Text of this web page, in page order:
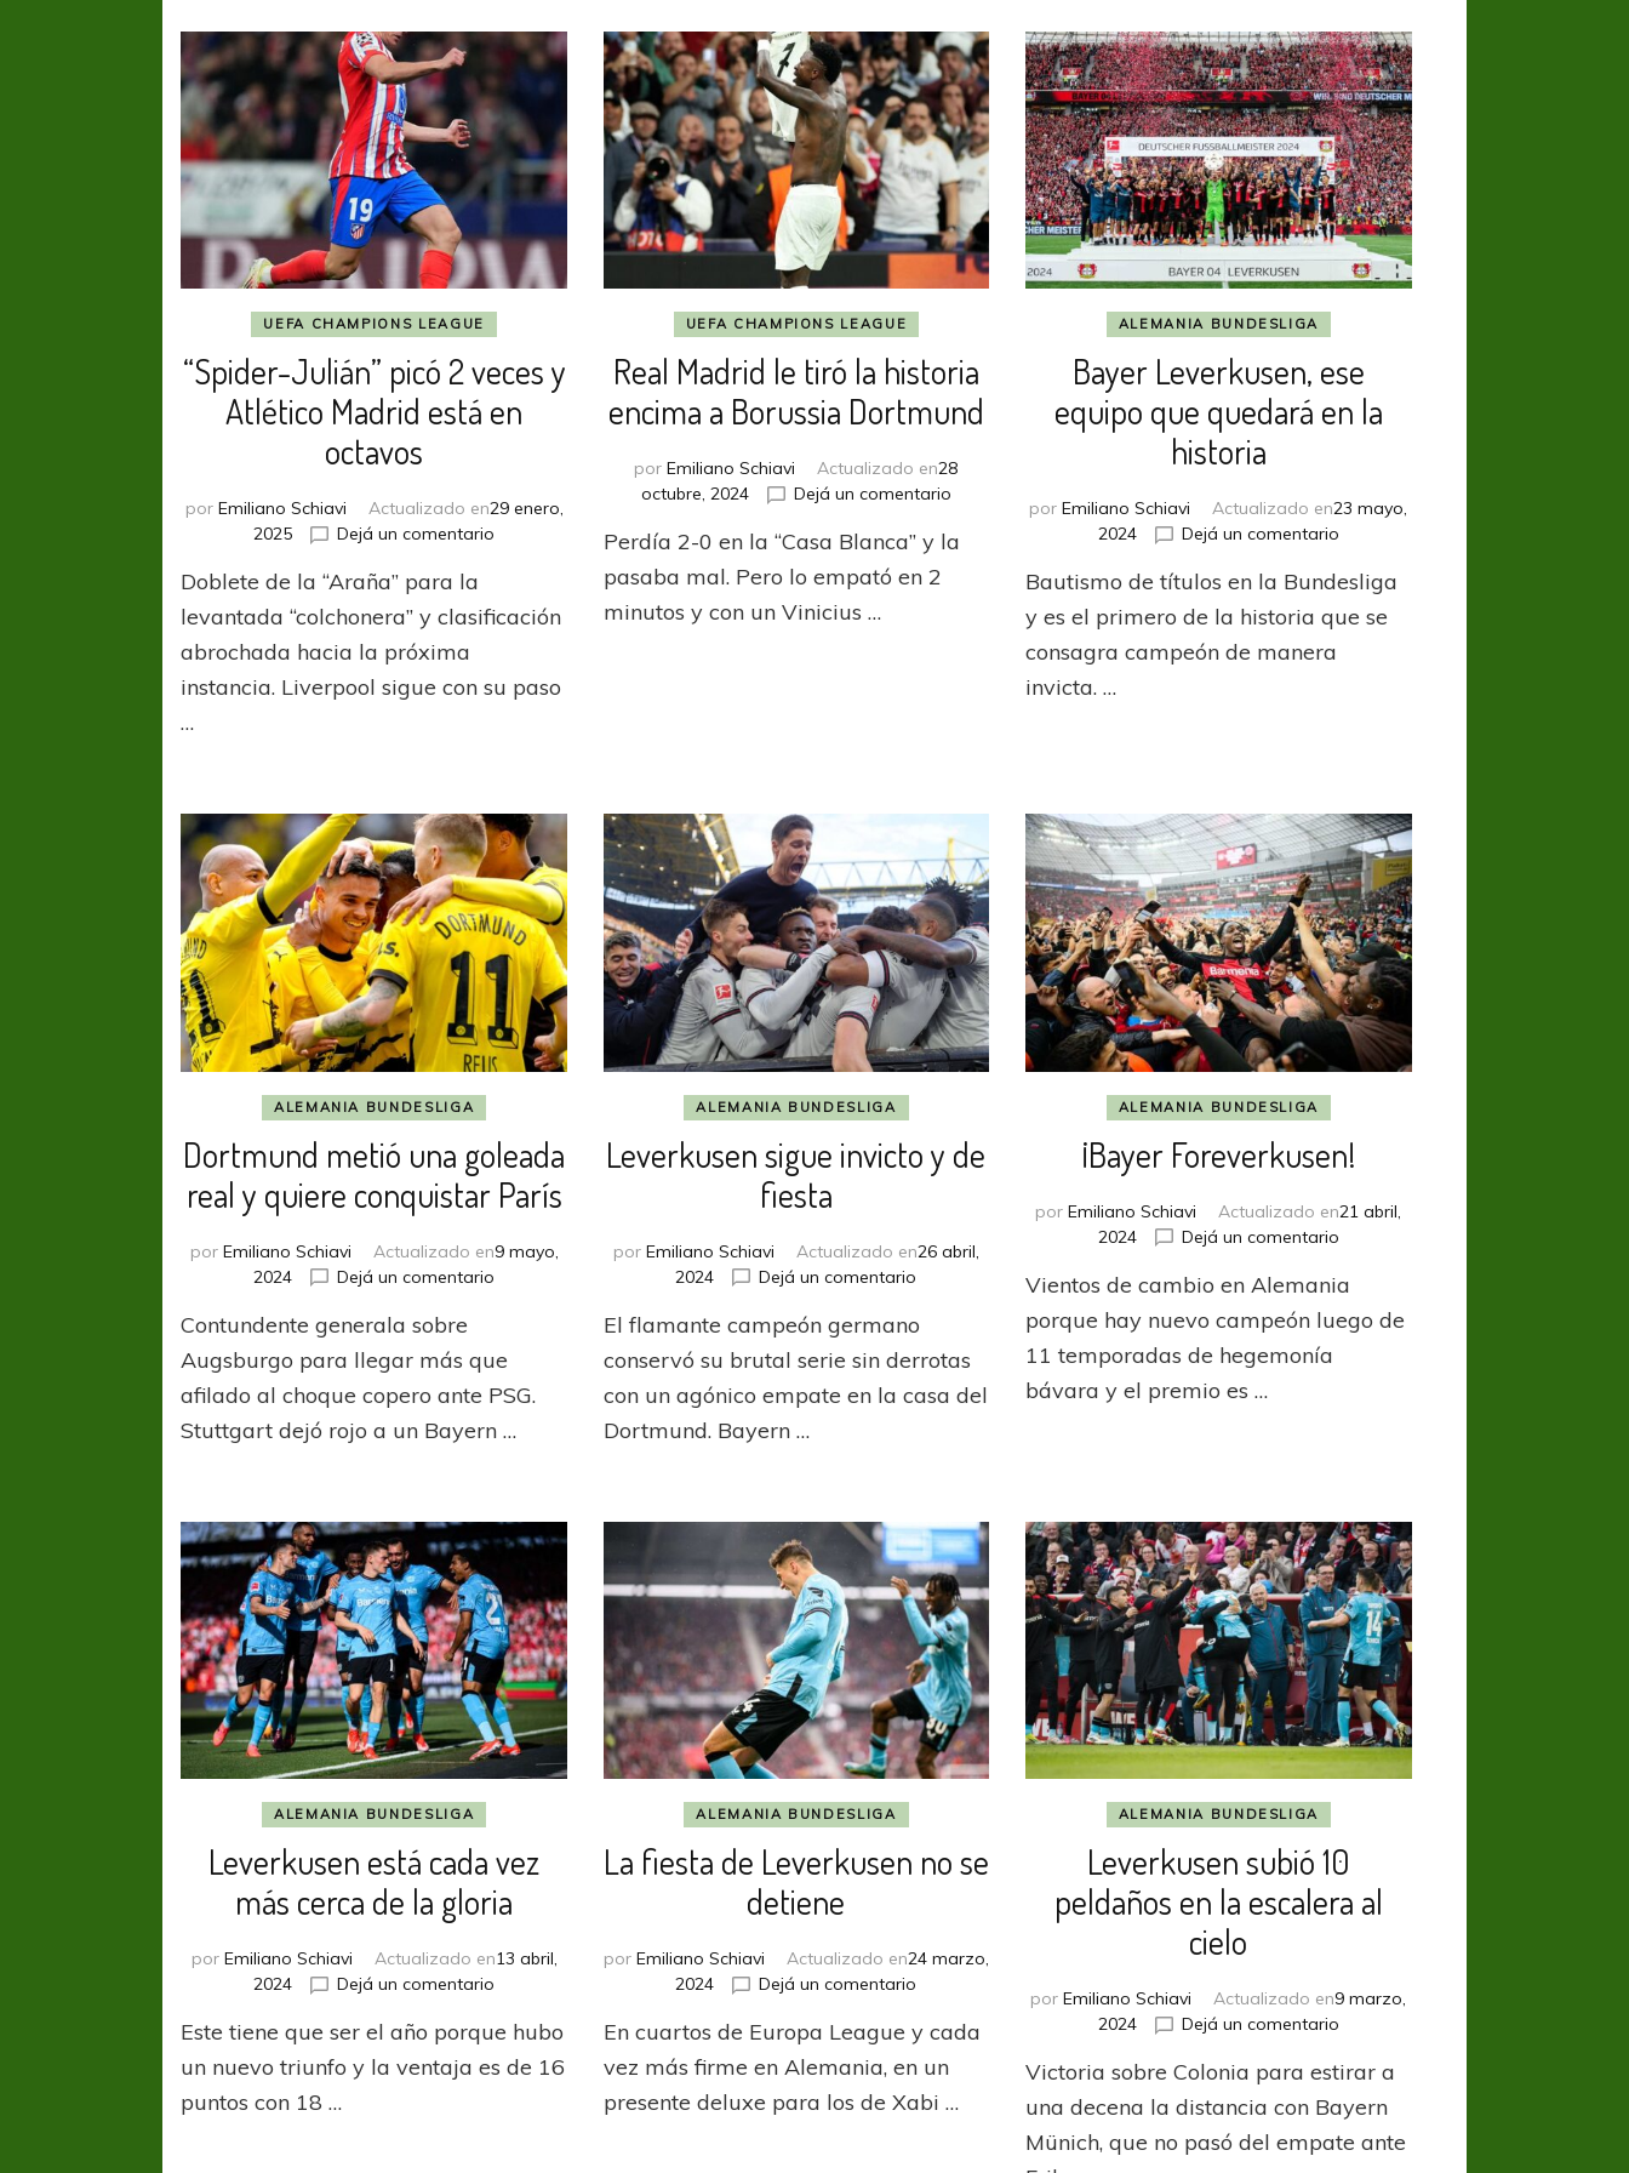
UEFA CHAMPIONS LEAGUE
“Spider-Julián” picó 2 veces y
Atlético Madrid está en
octavos
por Emiliano Schiavi Actualizado en29 enero,
2025
Dejá un comentario
picó
y
octavos
Doblete de la “Araña” para la
levantada “colchonera” y clasificación
abrochada hacia la próxima
instancia. Liverpool sigue con su paso
…
UEFA CHAMPIONS LEAGUE
Real Madrid le tiró la historia
encima a Borussia Dortmund
porEmiliano Schiavi Actualizado en28
octubre, 2024
Dejá un comentarioen
Madrid
Perdía 2-0 en la “Casa Blanca” y la
pasaba mal. Pero lo empató en 2
minutos y con un Vinicius …
ALEMANIA BUNDESLIGA
Bayer Leverkusen, ese
equipo que quedará en la
historia
porEmiliano Schiavi Actualizado en23 mayo,
2024
Dejá un comentarioen
Leverkusen,
ese
Bautismo de títulos en la Bundesliga
y es el primero de la historia que se
consagra campeón de manera
invicta. …
ALEMANIA BUNDESLIGA
Dortmund metió una goleada
real y quiere conquistar París
por Emiliano Schiavi Actualizado en9 mayo,
2024
Dejá un comentario
real
y
Contundente generala sobre
Augsburgo para llegar más que
afilado al choque copero ante PSG.
Stuttgart dejó rojo a un Bayern …
ALEMANIA BUNDESLIGA
Leverkusen sigue invicto y de
fiesta
por Emiliano Schiavi Actualizado en26 abril,
2024
Dejá un comentario
sigue
invicto
de
El flamante campeón germano
conservó su brutal serie sin derrotas
con un agónico empate en la casa del
Dortmund. Bayern …
ALEMANIA BUNDESLIGA
¡Bayer Foreverkusen!
porEmiliano Schiavi Actualizado en21 abril,
2024
Dejá un comentarioen
Foreverkusen!
Vientos de cambio en Alemania
porque hay nuevo campeón luego de
11 temporadas de hegemonía
bávara y el premio es …
ALEMANIA BUNDESLIGA
Leverkusen está cada vez
más cerca de la gloria
por Emiliano Schiavi Actualizado en13 abril,
2024
Dejá un comentario
está
cada
Este tiene que ser el año porque hubo
un nuevo triunfo y la ventaja es de 16
puntos con 18 …
ALEMANIA BUNDESLIGA
La fiesta de Leverkusen no se
detiene
por Emiliano Schiavi Actualizado en24 marzo,
2024
Dejá un comentario
fiesta
de
no
En cuartos de Europa League y cada
vez más firme en Alemania, en un
presente deluxe para los de Xabi …
ALEMANIA BUNDESLIGA
Leverkusen subió 10
peldaños en la escalera al
cielo
porEmiliano Schiavi Actualizado en9 marzo,
2024
Dejá un comentarioen
subió
10
peldaños
en
Victoria sobre Colonia para estirar a
una decena la distancia con Bayern
Münich, que no pasó del empate ante